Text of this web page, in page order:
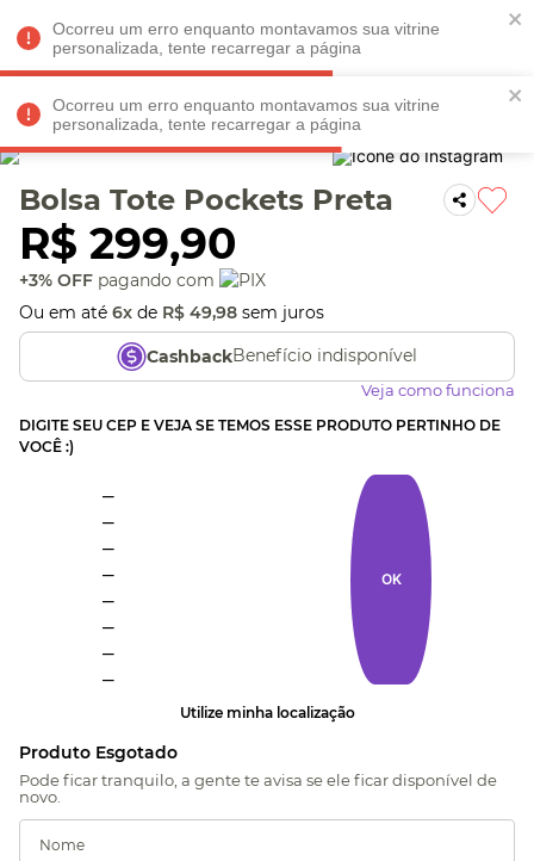
Ocorreu um erro enquanto montavamos sua vitrine
personalizada, tente recarregar a página
Ocorreu um erro enquanto montavamos sua vitrine
personalizada, tente recarregar a página
Faltam REGULAMENTO
Veja produtos perto de você! Informe seu CEP
Bolsa Tote Pockets Preta
R$ 299,90
+3% OFF pagando com
Ou em até 6x de R$ 49,98 sem juros
CashbackBenefício indisponível
Veja como funciona
DIGITE SEU CEP E VEJA SE TEMOS ESSE PRODUTO PERTINHO DE
VOCÊ :)
OK
Utilize minha localização